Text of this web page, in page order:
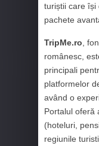
turiștii care își
pachete
TripMe.ro ,
românesc,
principali
platformelor
având o
Portalul oferă
(hoteluri,
regiunile